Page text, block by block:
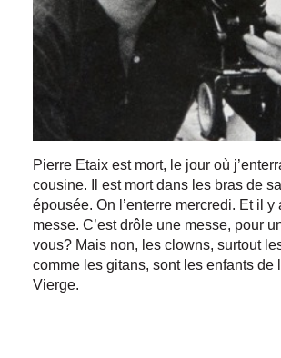
Pierre Etaix est mort, le jour où
cousine. Il est mort dans les bras de
épousée. On l’enterre mercredi. Et il y
messe. C’est drôle une messe, pour
vous? Mais non, les clowns, surtout
comme les gitans, sont les enfants de
Vierge.